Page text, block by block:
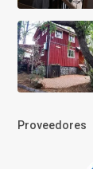
Proveedores